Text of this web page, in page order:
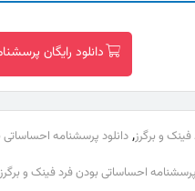
دانلود رایگان
و برگرز, دانلود پرسشنامه احساساتی
پرسشنامه احساساتی بودن فرد فینک و برگرز